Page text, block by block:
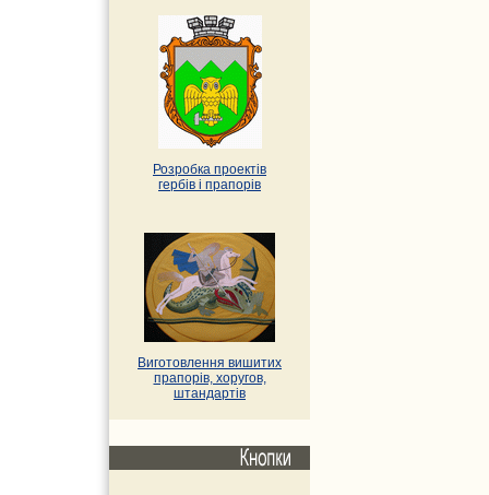
Розробка проектів
гербів i прапорів
Виготовлення вишитих
прапорів, хоругов,
штандартів